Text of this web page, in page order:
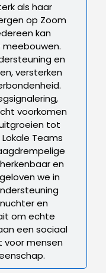
als haar
op Zoom
kan
en
versterken
voorkomen
tot
Teams
en
we in
en
om echte
een sociaal
voor mensen